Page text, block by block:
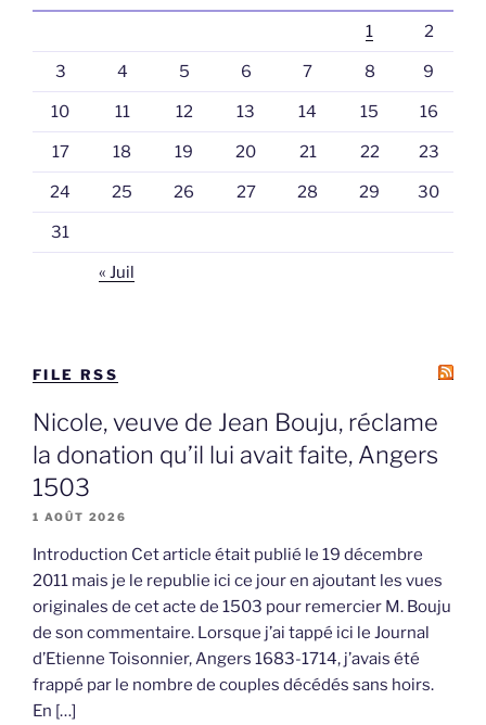
1 2
3 4 5 6 7 8 9
10 11 12 13 14 15 16
17 18 19 20 21 22 23
24 25 26 27 28 29 30
31
« Juil
FILE RSS
Nicole, veuve de Jean Bouju, réclame
la donation qu’il lui avait faite, Angers
1503
1 AOÛT 2026
Introduction Cet article était publié le 19 décembre
2011 mais je le republie ici ce jour en ajoutant les vues
originales de cet acte de 1503 pour remercier M. Bouju
de son commentaire. Lorsque j’ai tappé ici le Journal
d’Etienne Toisonnier, Angers 1683-1714, j’avais été
frappé par le nombre de couples décédés sans hoirs.
En […]